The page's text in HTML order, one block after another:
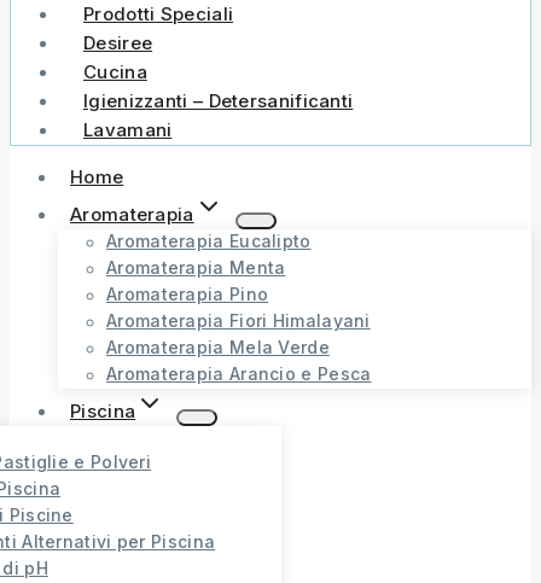
Prodotti Speciali
Desiree
Cucina
Igienizzanti – Detersanificanti
Lavamani
Home
Aromaterapia
Aromaterapia Eucalipto
Aromaterapia Menta
Aromaterapia Pino
Aromaterapia Fiori Himalayani
Aromaterapia Mela Verde
Aromaterapia Arancio e Pesca
Piscina
e Polveri
Piscine
Alternativi per Piscina
pH